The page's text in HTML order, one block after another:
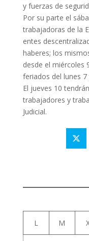
y fuerzas de
Por su parte el
trabajadoras de la
entes
haberes; los
desde el miércoles
feriados del lunes
El jueves 10
trabajadores y
Judicial.
L M